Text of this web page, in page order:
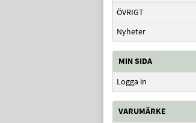
ÖVRIGT
Nyheter
MIN SIDA
Logga in
VARUMÄRKE